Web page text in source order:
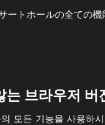
ートホールの全ての
는 브라우저 버
모든 기능을 사용하